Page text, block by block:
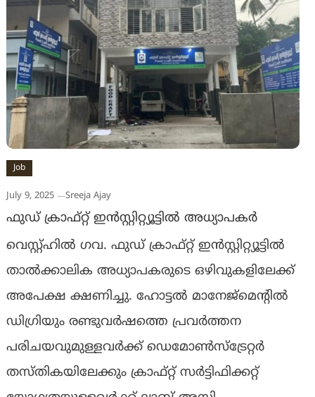
Job
July 9, 2025 Sreeja Ajay
ഫുഡ് ക്രാഫ്റ്റ് ഇന്‍സ്റ്റിറ്റ്യൂട്ടില്‍ അധ്യാപകര്‍
വെസ്റ്റ്ഹില്‍ ഗവ. ഫുഡ് ക്രാഫ്റ്റ് ഇന്‍സ്റ്റിറ്റ്യൂട്ടില്‍
താല്‍ക്കാലിക അധ്യാപകരുടെ ഒഴിവുകളിലേക്ക്
അപേക്ഷ ക്ഷണിച്ചു. ഹോട്ടല്‍ മാനേജ്മെന്റില്‍
ഡിഗ്രിയും രണ്ടുവര്‍ഷത്തെ പ്രവര്‍ത്തന
പരിചയവുമുള്ളവര്‍ക്ക് ഡെമോണ്‍സ്ട്രേറ്റര്‍
തസ്തികയിലേക്കും ക്രാഫ്റ്റ് സര്‍ട്ടിഫിക്കറ്റ്